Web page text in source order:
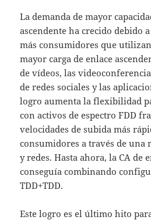
La demanda de mayor
ascendente ha crecido debido
más consumidores que
mayor carga de enlace
de vídeos, las
de redes sociales y las
logro aumenta la flexibilidad
con activos de espectro FDD
velocidades de subida más
consumidores a través de una
y redes. Hasta ahora, la CA de
conseguía combinando
TDD+TDD.
Este logro es el último hito